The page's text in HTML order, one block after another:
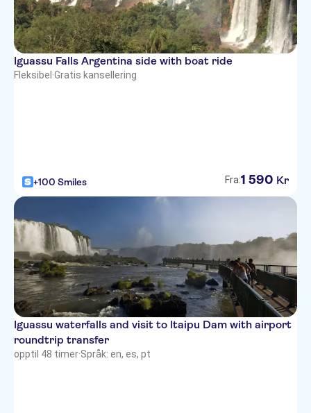
Iguassu Falls Argentina side with boat ride
Fleksibel ·Gratis kansellering
+100 Smiles Fra:1 590 Kr
Iguassu waterfalls and visit to Itaipu Dam with airport
roundtrip transfer
opptil 48 timer·Språk: en, es, pt